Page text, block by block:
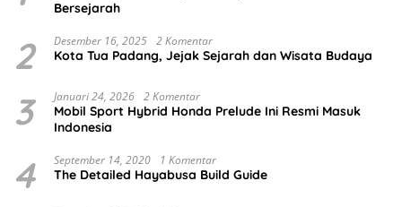
Bersejarah
2 Desember 16, 2025 2 Komentar
Kota Tua Padang, Jejak Sejarah dan Wisata Budaya
3 Januari 24, 2026 2 Komentar
Mobil Sport Hybrid Honda Prelude Ini Resmi Masuk
Indonesia
4 September 14, 2020 1 Komentar
The Detailed Hayabusa Build Guide